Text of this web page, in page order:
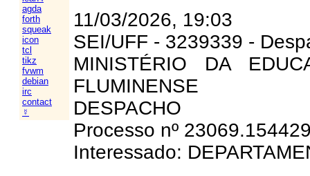
agda
forth
squeak
icon
tcl
tikz
fvwm
debian
irc
contact
☿
11/03/2026, 19:03
SEI/UFF - 3239339 -
MINISTÉRIO DA
FLUMINENSE
DESPACHO
Processo nº
Interessado: